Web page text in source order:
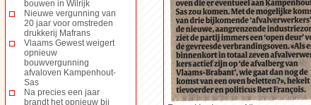
bouwen in Wilrijk
Nieuwe vergunning van
20 jaar voor omstreden
drukkerij Mafrans
Vlaams Gewest weigert
opnieuw
bouwvergunning
afvaloven Kampenhout-
Sas
Na precies een jaar
brandt het opnieuw bij